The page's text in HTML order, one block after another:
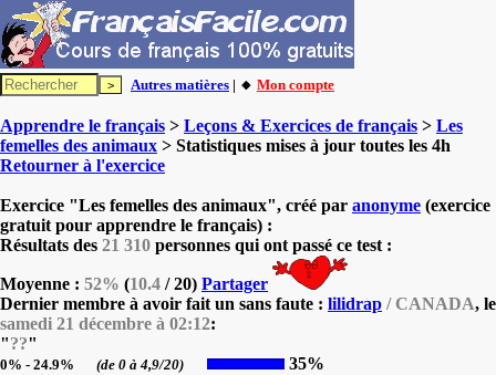
Autres matières | 🔸 Mon compte
Apprendre le français > Leçons & Exercices de français > Les
femelles des animaux > Statistiques mises à jour toutes les 4h
Retourner à l'exercice
Exercice "Les femelles des animaux", créé par anonyme (exercice
gratuit pour apprendre le français) :
Résultats des 21 310 personnes qui ont passé ce test :
Moyenne : 52% (10.4 / 20) Partager
Dernier membre à avoir fait un sans faute : lilidrap / CANADA, le
samedi 21 décembre à 02:12:
"??"
0% - 24.9% (de 0 à 4,9/20) 35%